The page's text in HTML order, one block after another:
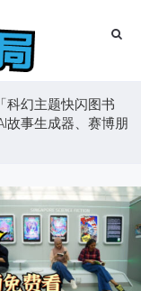
科幻主题快闪图书
故事生成器、赛博朋